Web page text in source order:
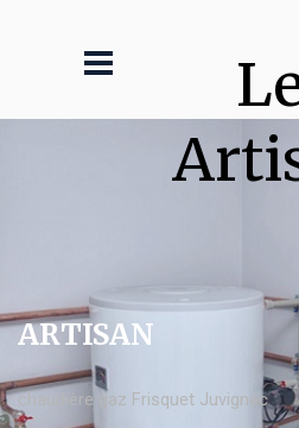
ARTISAN
chaudière gaz Frisquet Juvignac